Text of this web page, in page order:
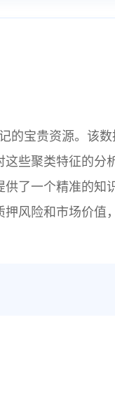
的宝贵资源。该
些聚类特征的分
了一个精准的知
风险和市场价值